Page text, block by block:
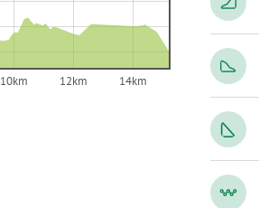
10km 12km 14km